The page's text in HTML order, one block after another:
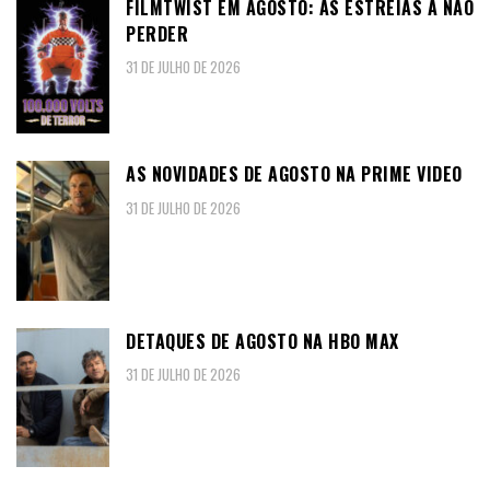
FILMTWIST EM AGOSTO: AS ESTREIAS A NÃO
PERDER
31 DE JULHO DE 2026
AS NOVIDADES DE AGOSTO NA PRIME VIDEO
31 DE JULHO DE 2026
DETAQUES DE AGOSTO NA HBO MAX
31 DE JULHO DE 2026